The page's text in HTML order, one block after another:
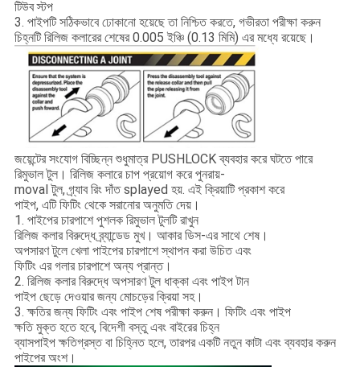
টিউব স্টপ
3. পাইপটি সঠিকভাবে ঢোকানো হয়েছে তা নিশ্চিত করতে, গভীরতা পরীক্ষা করুন
চিহ্নটি রিলিজ কলারের শেষের 0.005 ইঞ্চি (0.13 মিমি) এর মধ্যে রয়েছে।
জয়েন্টের সংযোগ বিচ্ছিন্ন শুধুমাত্র PUSHLOCK ব্যবহার করে ঘটতে পারে
রিমুভাল টুল। রিলিজ কলারে চাপ প্রয়োগ করে পুনরায়-
moval টুল, গ্র্যাব রিং দাঁত splayed হয়. এই ক্রিয়াটি প্রকাশ করে
পাইপ, এটি ফিটিং থেকে সরানোর অনুমতি দেয়।
1. পাইপের চারপাশে পুশলক রিমুভাল টুলটি রাখুন
রিলিজ কলার বিরুদ্ধে ব্র্যান্ডেড মুখ। আকার ডিস-এর সাথে শেষ।
অপসারণ টুলে খেলা পাইপের চারপাশে স্থাপন করা উচিত এবং
ফিটিং এর গলার চারপাশে অন্য প্রান্ত।
2. রিলিজ কলার বিরুদ্ধে অপসারণ টুল ধাক্কা এবং পাইপ টান
পাইপ ছেড়ে দেওয়ার জন্য মোচড়ের ক্রিয়া সহ।
3. ক্ষতির জন্য ফিটিং এবং পাইপ শেষ পরীক্ষা করুন। ফিটিং এবং পাইপ
ক্ষতি মুক্ত হতে হবে, বিদেশী বস্তু এবং বাইরের চিহ্ন
ব্যাসপাইপ ক্ষতিগ্রস্ত বা চিহ্নিত হলে, তারপর একটি নতুন কাটা এবং ব্যবহার করুন
পাইপের অংশ।